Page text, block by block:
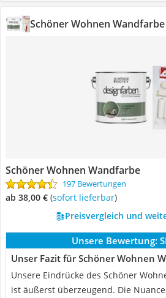
Schöner Wohnen Wandfarbe
Schöner Wohnen Wandfarbe
197 Bewertungen
ab 38,00 € ( Sofort lieferbar)
Preisvergleich und
Unsere Bewertung:
Unser Fazit für Schöner Wohnen
Unsere Eindrücke des Schöner
ist äußerst überzeugend. Die